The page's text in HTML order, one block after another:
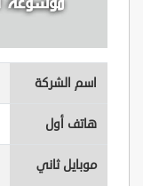
اسم الشركة
هاتف أول
موبايل ثاني